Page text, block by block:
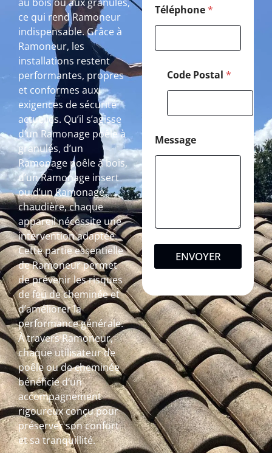
au bois ou aux granulés,
ce qui rend Ramoneur
indispensable. Grâce à
Ramoneur, les
installations restent
performantes, propres
et conformes aux
exigences de sécurité
actuelles. Qu’il s’agisse
d’un Ramonage poêle à
granulés, d’un
Ramonage poêle à bois,
d’un Ramonage insert
ou d’un Ramonage
chaudière, chaque
appareil nécessite une
intervention adaptée.
Cette partie essentielle
de Ramoneur permet
de prévenir les risques
de feu de cheminée et
d’améliorer la
performance générale.
À travers Ramoneur,
chaque utilisateur de
poêle ou de cheminée
bénéficie d’un
accompagnement
rigoureux conçu pour
préserver son confort
et sa tranquillité.
Téléphone*
Code Postal *
Message
ENVOYER